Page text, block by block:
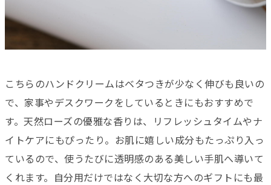
こちらのハンドクリームはベタつきが少なく伸びも良いの
で、家事やデスクワークをしているときにもおすすめで
す。天然ローズの優雅な香りは、リフレッシュタイムやナ
イトケアにもぴったり。お肌に嬉しい成分もたっぷり入っ
ているので、使うたびに透明感のある美しい手肌へ導いて
くれます。自分用だけではなく大切な方へのギフトにも最